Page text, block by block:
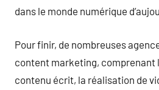
dans le monde numérique
Pour finir, de nombreuses
content marketing, comprenant
contenu écrit, la réalisation de